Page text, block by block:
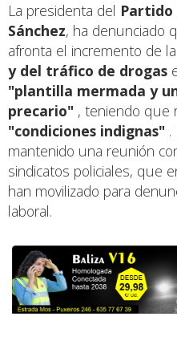
La presidenta del Partido
Sánchez, ha denunciado
afronta el incremento de la
y del tráfico de drogas
"plantilla mermada y
precario" , teniendo que
"condiciones indignas" .
mantenido una reunión
sindicatos policiales, que
han movilizado para
laboral.